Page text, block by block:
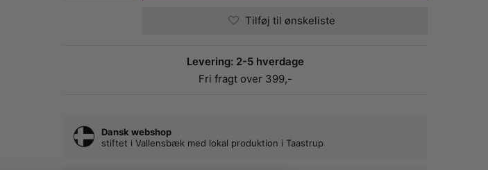
Tilføj til ønskeliste
Levering: 2-5 hverdage
Fri fragt over 399,-
Dansk webshop
stiftet i Vallensbæk med lokal produktion i Taastrup